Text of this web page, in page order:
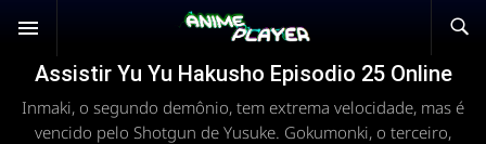
Assistir Yu Yu Hakusho Episodio 25 Online
Inmaki, o segundo demônio, tem extrema velocidade, mas é
vencido pelo Shotgun de Yusuke. Gokumonki, o terceiro,